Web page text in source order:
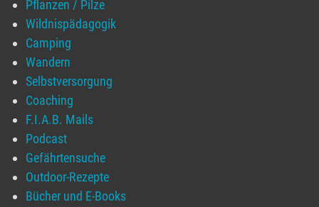
Pflanzen / Pilze
Wildnispädagogik
Camping
Wandern
Selbstversorgung
Coaching
F.I.A.B. Mails
Podcast
Gefährtensuche
Outdoor-Rezepte
Bücher und E-Books